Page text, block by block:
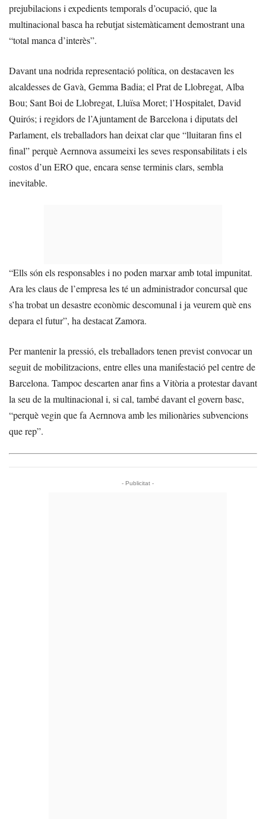
prejubilacions i expedients temporals d’ocupació, que la
multinacional basca ha rebutjat sistemàticament demostrant una
“total manca d’interès”.
Davant una nodrida representació política, on destacaven les
alcaldesses de Gavà, Gemma Badia; el Prat de Llobregat, Alba
Bou; Sant Boi de Llobregat, Lluïsa Moret; l’Hospitalet, David
Quirós; i regidors de l’Ajuntament de Barcelona i diputats del
Parlament, els treballadors han deixat clar que “lluitaran fins el
final” perquè Aernnova assumeixi les seves responsabilitats i els
costos d’un ERO que, encara sense terminis clars, sembla
inevitable.
“Ells són els responsables i no poden marxar amb total impunitat.
Ara les claus de l’empresa les té un administrador concursal que
s’ha trobat un desastre econòmic descomunal i ja veurem què ens
depara el futur”, ha destacat Zamora.
Per mantenir la pressió, els treballadors tenen previst convocar un
seguit de mobilitzacions, entre elles una manifestació pel centre de
Barcelona. Tampoc descarten anar fins a Vitòria a protestar davant
la seu de la multinacional i, si cal, també davant el govern basc,
“perquè vegin que fa Aernnova amb les milionàries subvencions
que rep”.
- Publicitat -